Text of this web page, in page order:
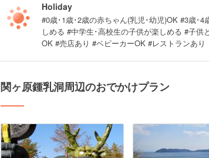
Holiday
#0歳･1歳･2歳の赤ちゃん(乳児･幼児)OK #3歳･
しめる #中学生･高校生の子供が楽しめる #子
OK #売店あり #ベビーカーOK #レストランあり
関ヶ原鍾乳洞周辺のおでかけプラン